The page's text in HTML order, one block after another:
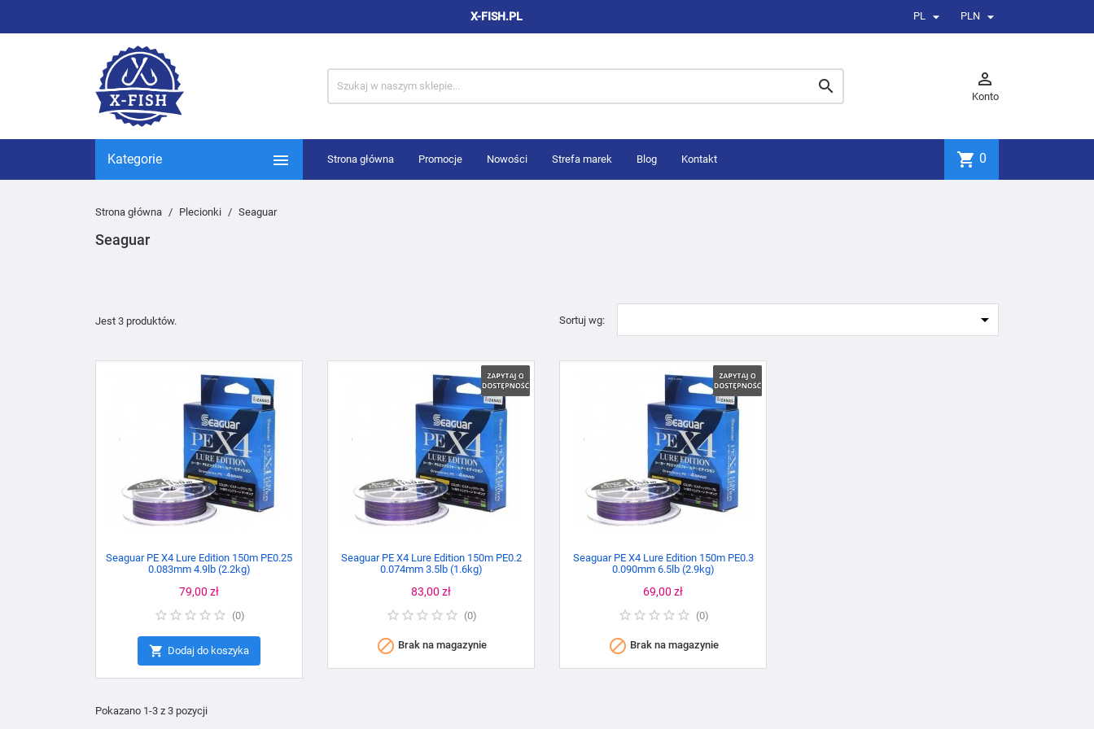
X-FISH.PL PL  PLN 
 
Konto
Kategorie  Strona główna Promocje Nowości Strefa marek Blog Kontakt shopping_cart 0
Strona główna Plecionki Seaguar
Seaguar
Jest 3 produktów. Sortuj wg: 
Seaguar PE X4 Lure Edition 150m PE0.25
0.083mm 4.9lb (2.2kg)
Cena
79,00 zł
(0)
 Dodaj do koszyka
Seaguar PE X4 Lure Edition 150m PE0.2
0.074mm 3.5lb (1.6kg)
Cena
83,00 zł
(0)
 Brak na magazynie
Seaguar PE X4 Lure Edition 150m PE0.3
0.090mm 6.5lb (2.9kg)
Cena
69,00 zł
(0)
 Brak na magazynie
Pokazano 1-3 z 3 pozycji